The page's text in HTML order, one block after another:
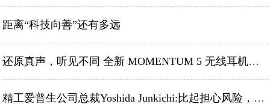
距离“科技向善”还有多远
还原真声，听见不同 全新 MOMENTUM 5 无线耳机震撼发布
精工爱普生公司总裁Yoshida Junkichi:比起担心风险，我更愿意推进创新